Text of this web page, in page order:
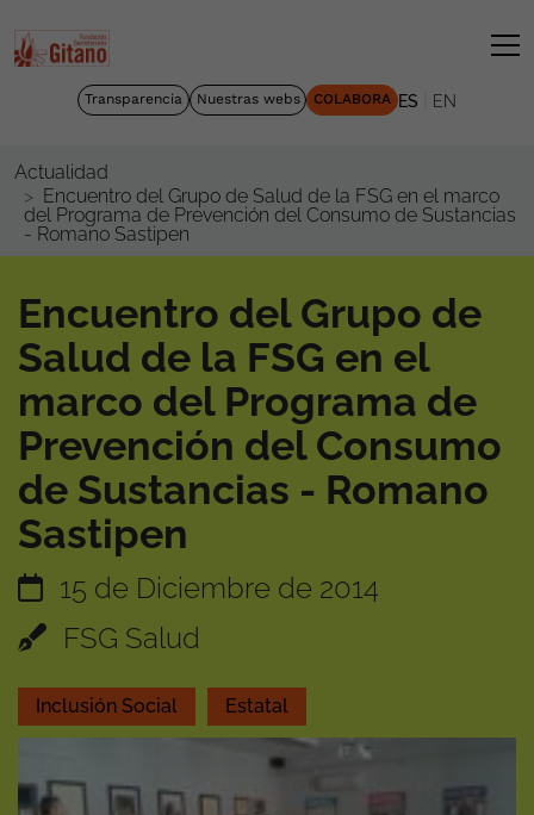
Transparencia Nuestras webs COLABORA ES EN
Actualidad
Encuentro del Grupo de Salud de la FSG en el marco
del Programa de Prevención del Consumo de Sustancias
- Romano Sastipen
Encuentro del Grupo de
Salud de la FSG en el
marco del Programa de
Prevención del Consumo
de Sustancias - Romano
Sastipen
15 de Diciembre de 2014
FSG Salud
Inclusión Social Estatal